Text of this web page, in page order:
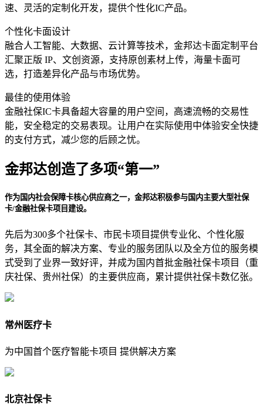
速、灵活的定制化开发，提供个性化IC产品。
个性化卡面设计
融合人工智能、大数据、云计算等技术，金邦达卡面定制平台
汇聚正版 IP、文创资源，支持原创素材上传，海量卡面可
选，打造差异化产品与市场优势。
最佳的使用体验
金融社保IC卡具备超大容量的用户空间，高速流畅的交易性
能，安全稳定的交易表现。让用户在实际使用中体验安全快捷
的支付方式，减少您的后顾之忧。
金邦达创造了多项“第一”
作为国内社会保障卡核心供应商之一，金邦达积极参与国内主要大型社保
卡/金融社保卡项目建设。
先后为300多个社保卡、市民卡项目提供专业化、个性化服
务，其全面的解决方案、专业的服务团队以及全方位的服务模
式受到了业界一致好评，并成为国内首批金融社保卡项目（重
庆社保、贵州社保）的主要供应商，累计提供社保卡数亿张。
常州医疗卡
为中国首个医疗智能卡项目 提供解决方案
北京社保卡